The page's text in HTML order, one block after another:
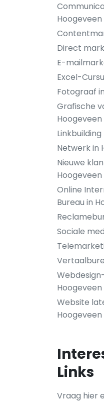
Hoogeveen
Direct
E-
Excel-
Fotograaf
Grafische
Hoogeveen
Netwerk in
Nieuwe
Hoogeveen
Online
Bureau in
Sociale
Hoogeveen
Website
Hoogeveen
Links
Vraag hier